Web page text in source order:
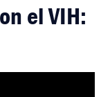
el VIH: